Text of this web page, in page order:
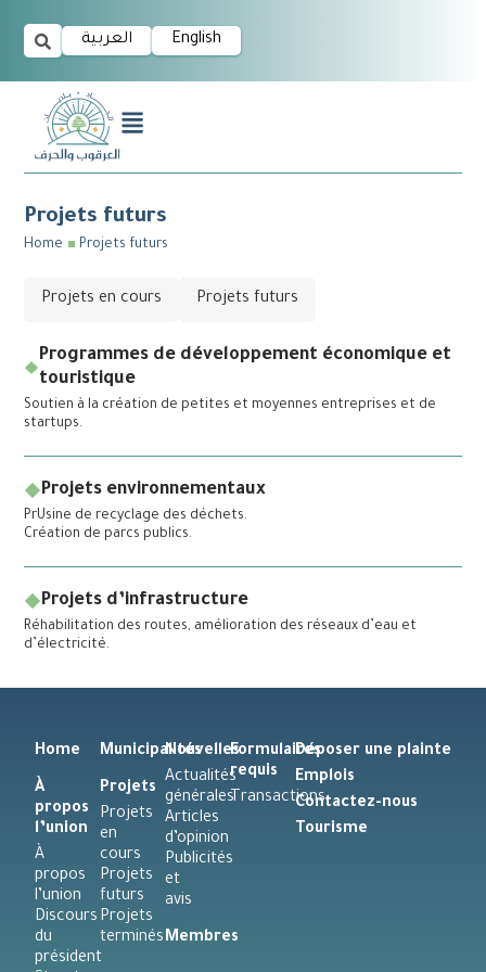
العربية English
Projets futurs
Home Projets futurs
Projets en cours Projets futurs
Programmes de développement économique et
touristique
Soutien à la création de petites et moyennes entreprises et de
startups.
Projets environnementaux
PrUsine de recyclage des déchets.
Création de parcs publics.
Projets d’infrastructure
Réhabilitation des routes, amélioration des réseaux d’eau et
d’électricité.
Home
À
propos
l’union
À
propos
l’union
Discours
du
président
Municipalités
Projets
Projets
en
cours
Projets
futurs
Projets
terminés
Nouvelles
Actualités
générales
Articles
d’opinion
Publicités
et
avis
Membres
Formulaires
requis
Transactions
Déposer une plainte
Emplois
Contactez-nous
Tourisme